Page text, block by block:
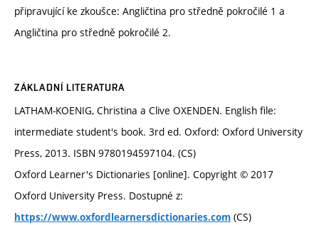
připravující ke zkoušce: Angličtina pro středně pokročilé 1 a
Angličtina pro středně pokročilé 2.
ZÁKLADNÍ LITERATURA
LATHAM-KOENIG, Christina a Clive OXENDEN. English file:
intermediate student's book. 3rd ed. Oxford: Oxford University
Press, 2013. ISBN 9780194597104. (CS)
Oxford Learner's Dictionaries [online]. Copyright © 2017
Oxford University Press. Dostupné z:
https://www.oxfordlearnersdictionaries.com (CS)